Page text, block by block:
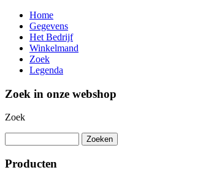
Home
Gegevens
Het Bedrijf
Winkelmand
Zoek
Legenda
Zoek in onze webshop
Zoek
Producten